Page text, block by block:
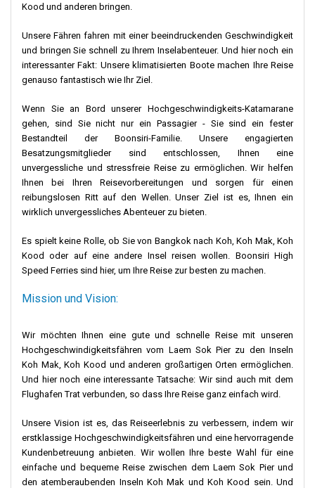
Kood und anderen bringen.
Unsere Fähren fahren mit einer beeindruckenden Geschwindigkeit
und bringen Sie schnell zu Ihrem Inselabenteuer. Und hier noch ein
interessanter Fakt: Unsere klimatisierten Boote machen Ihre Reise
genauso fantastisch wie Ihr Ziel.
Wenn Sie an Bord unserer Hochgeschwindigkeits-Katamarane
gehen, sind Sie nicht nur ein Passagier - Sie sind ein fester
Bestandteil der Boonsiri-Familie. Unsere engagierten
Besatzungsmitglieder sind entschlossen, Ihnen eine
unvergessliche und stressfreie Reise zu ermöglichen. Wir helfen
Ihnen bei Ihren Reisevorbereitungen und sorgen für einen
reibungslosen Ritt auf den Wellen. Unser Ziel ist es, Ihnen ein
wirklich unvergessliches Abenteuer zu bieten.
Es spielt keine Rolle, ob Sie von Bangkok nach Koh, Koh Mak, Koh
Kood oder auf eine andere Insel reisen wollen. Boonsiri High
Speed Ferries sind hier, um Ihre Reise zur besten zu machen.
Mission und Vision:
Wir möchten Ihnen eine gute und schnelle Reise mit unseren
Hochgeschwindigkeitsfähren vom Laem Sok Pier zu den Inseln
Koh Mak, Koh Kood und anderen großartigen Orten ermöglichen.
Und hier noch eine interessante Tatsache: Wir sind auch mit dem
Flughafen Trat verbunden, so dass Ihre Reise ganz einfach wird.
Unsere Vision ist es, das Reiseerlebnis zu verbessern, indem wir
erstklassige Hochgeschwindigkeitsfähren und eine hervorragende
Kundenbetreuung anbieten. Wir wollen Ihre beste Wahl für eine
einfache und bequeme Reise zwischen dem Laem Sok Pier und
den atemberaubenden Inseln Koh Mak und Koh Kood sein. Und